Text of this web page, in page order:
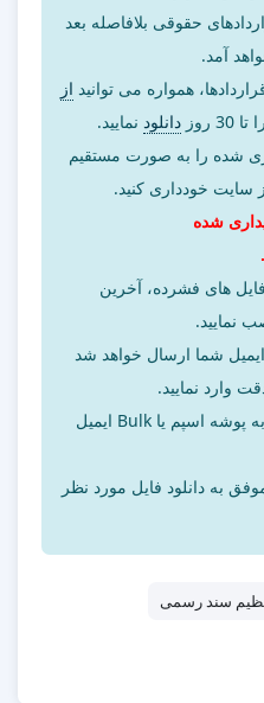
حقوقی بلافاصله بعد
آمد.
همواره می توانید از
روز دانلود نمایید.
شده را به صورت مستقیم
سایت خودداری کنید.
شده
های فشرده، آخرین
ایمیل شما ارسال خواهد شد
وارد نمایید.
ممکن است ایمیل ارسالی به پوشه اسپم یا Bulk ایمیل
به دانلود فایل مورد نظر
سند رسمی